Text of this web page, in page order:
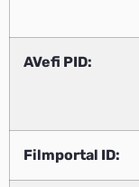
AVefi PID:
Filmportal ID: